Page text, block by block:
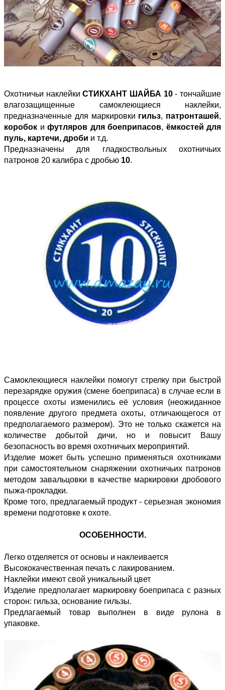
Охотничьи наклейкиСТИКХАНТ ШАЙБА 10- тончайшие
влагозащищенные самоклеющиеся наклейки,
предназначенные для маркировки гильз, патронташей,
коробок и футляров для боеприпасов, ёмкостей для
пуль, картечи, дроби и т.д.
Предназначены для гладкоствольных охотничьих
патронов 20 калибра с дробью 10.
Самоклеющиеся наклейки помогут стрелку при быстрой
перезарядке оружия (смене боеприпаса) в случае если в
процессе охоты изменились её условия (неожиданное
появление другого предмета охоты, отличающегося от
предполагаемого размером). Это не только скажется на
количестве добытой дичи, но и повысит Вашу
безопасность во время охотничьих мероприятий.
Изделие может быть успешно применяться охотниками
при самостоятельном снаряжении охотничьих патронов
методом завальцовки в качестве маркировки дробового
пыжа-прокладки.
Кроме того, предлагаемый продукт - серьезная экономия
времени подготовке к охоте.
ОСОБЕННОСТИ.
Легко отделяется от основы и наклеивается
Высококачественная печать с лакированием.
Наклейки имеют свой уникальный цвет
Изделие предполагает маркировку боеприпаса с разных
сторон: гильза, основание гильзы.
Предлагаемый товар выполнен в виде рулона в
упаковке.